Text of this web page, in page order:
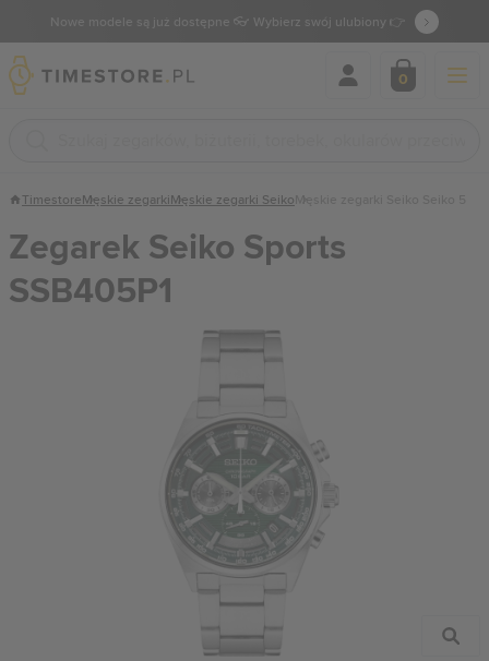
Nowe modele są już dostępne 👓 Wybierz swój ulubiony 👉
0
TimestoreMęskie zegarkiMęskie zegarki Seiko
Zegarek Seiko Sports
SSB405P1